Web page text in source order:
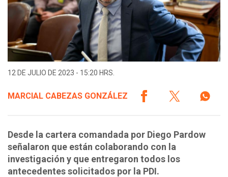
12 DE JULIO DE 2023 - 15:20 HRS.
MARCIAL CABEZAS GONZÁLEZ
Desde la cartera comandada por Diego Pardow
señalaron que están colaborando con la
investigación y que entregaron todos los
antecedentes solicitados por la PDI.